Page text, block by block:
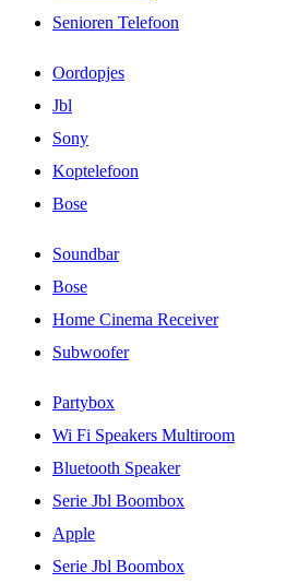
Senioren Telefoon
Oordopjes
Jbl
Sony
Koptelefoon
Bose
Soundbar
Bose
Home Cinema Receiver
Subwoofer
Partybox
Wi Fi Speakers Multiroom
Bluetooth Speaker
Serie Jbl Boombox
Apple
Serie Jbl Boombox